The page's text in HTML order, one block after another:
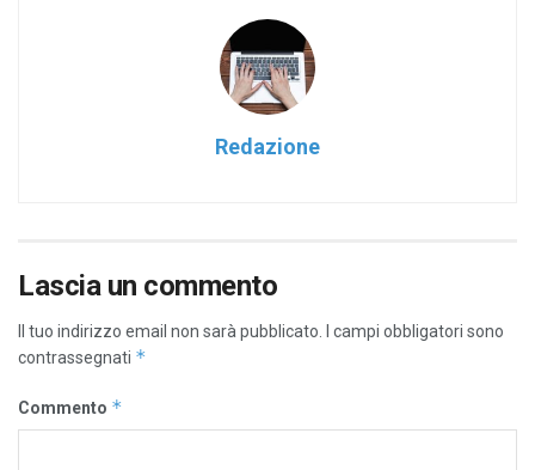
Redazione
Lascia un commento
Il tuo indirizzo email non sarà pubblicato.
I campi obbligatori sono
contrassegnati *
Commento *